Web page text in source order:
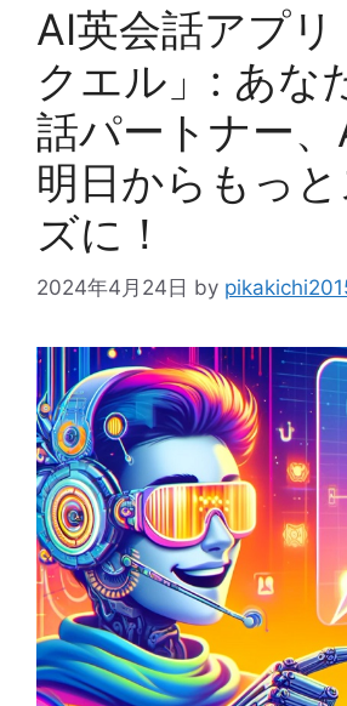
AI英会話アプリ
クエル」: あな
話パートナー
明日からもっ
ズに！
2024年4月24日 by